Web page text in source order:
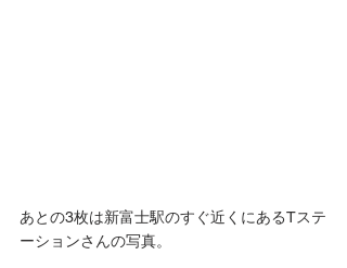
あとの3枚は新富士駅のすぐ近くにあるTステ
ーションさんの写真。